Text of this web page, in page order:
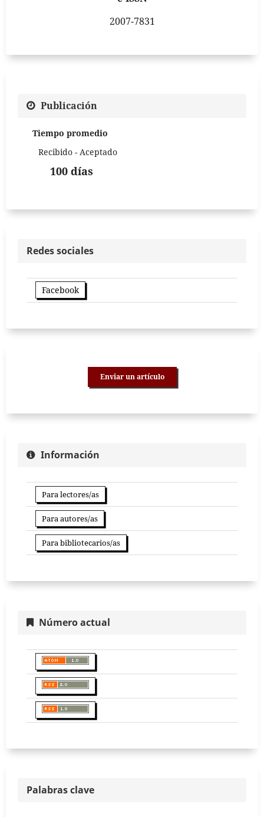
2007-7831
Publicación
Tiempo promedio
Recibido - Aceptado
100 días
Redes sociales
Facebook
Enviar un artículo
Información
Para lectores/as
Para autores/as
Para bibliotecarios/as
Número actual
Palabras clave